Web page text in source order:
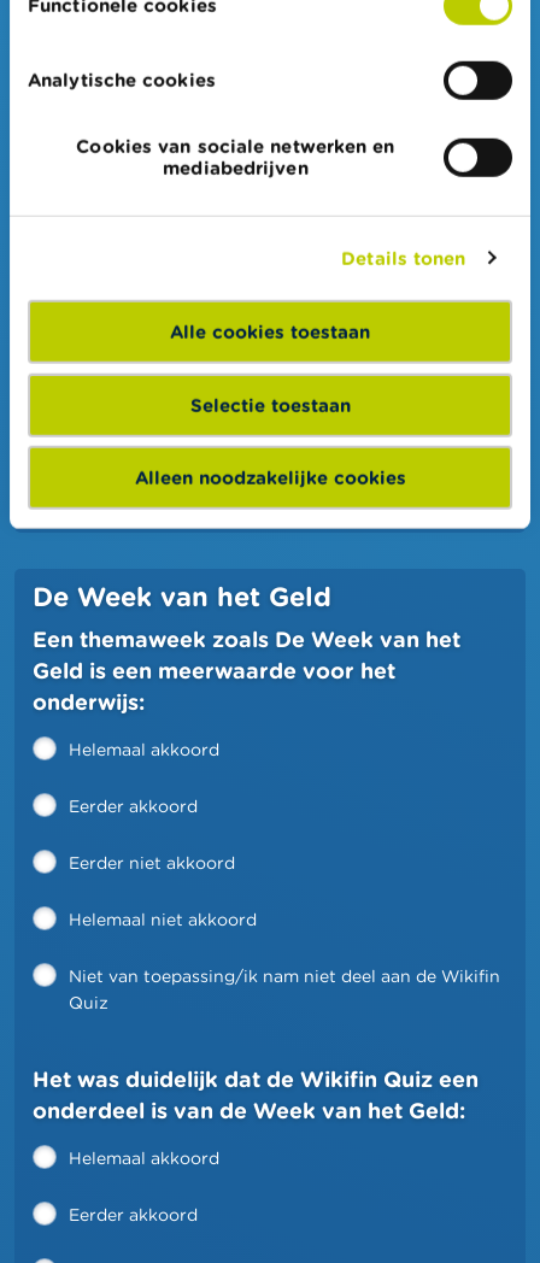
Functionele cookies
Analytische cookies
Cookies van sociale netwerken en
mediabedrijven
Details tonen
Alle cookies toestaan
Selectie toestaan
Alleen noodzakelijke cookies
Niet van toepassing/ik nam niet deel aan de Wikifin
mijn leerlingen en motiveerden hen om te
Eerder niet akkoord
Helemaal niet akkoord
Niet van toepassing/ik nam niet deel aan de Wikifin
De Week van het Geld
Een themaweek zoals De Week van het
Geld is een meerwaarde voor het
onderwijs:
Helemaal akkoord
Eerder akkoord
Eerder niet akkoord
Helemaal niet akkoord
Niet van toepassing/ik nam niet deel aan de Wikifin
Quiz
Het was duidelijk dat de Wikifin Quiz een
onderdeel is van de Week van het Geld:
Helemaal akkoord
Eerder akkoord